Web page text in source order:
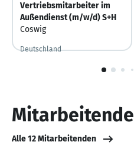
Vertriebsmitarbeiter im
Außendienst (m/w/d) S+H
Coswig
Deutschland
Mitarbeitende
Alle 12 Mitarbeitenden